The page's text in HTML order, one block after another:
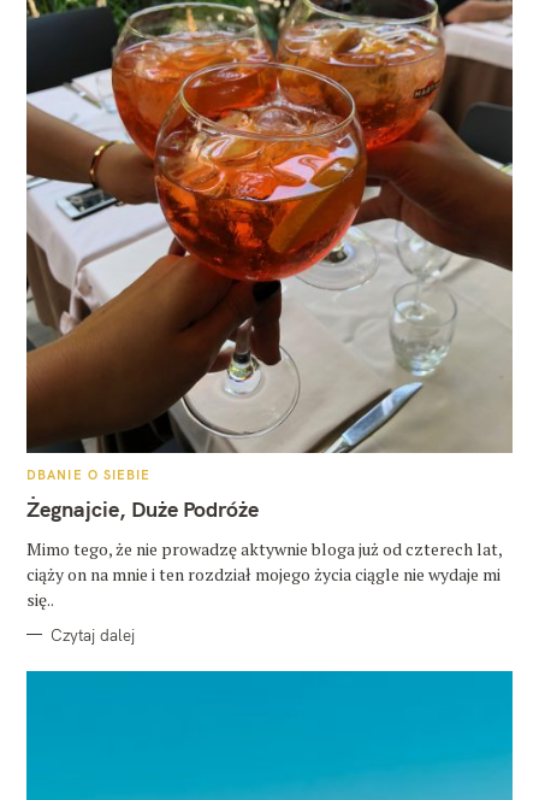
K
T
E
O
R
I
DBANIE O SIEBIE
Żegnajcie, Duże Podróże
Mimo tego, że nie prowadzę aktywnie bloga już od czterech lat,
ciąży on na mnie i ten rozdział mojego życia ciągle nie wydaje mi
się..
Czytaj dalej